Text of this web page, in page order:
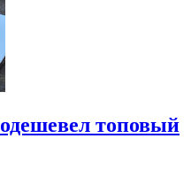
топовый